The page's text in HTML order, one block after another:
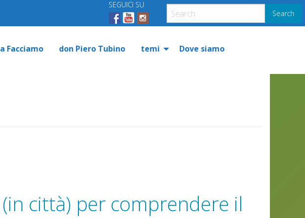
Search
SEGUICI SU
Facciamo don Piero Tubino temi Dove siamo
città) per comprendere il